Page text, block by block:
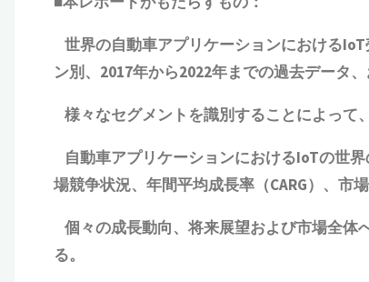
世界の自動車アプリケーションにおける
ン別、2017年から2022年までの過去データ、
様々なセグメントを識別することによって
自動車アプリケーションにおけるIoTの世界
場競争状況、年間平均成長率（CARG） 、 市
個々の成長動向、将来展望および市場全体
る。